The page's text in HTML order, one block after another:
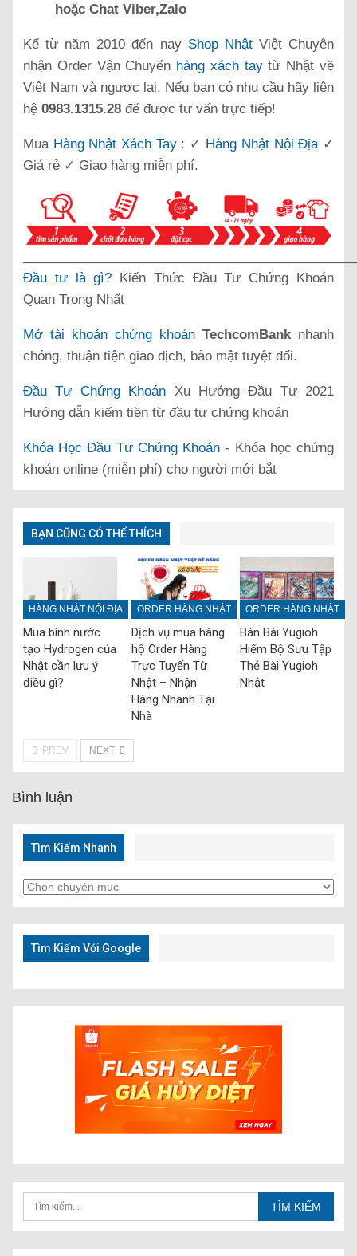
hoặc Chat Viber,Zalo
Kể từ năm 2010 đến nay Shop NhậtViệt Chuyên
nhận Order Vận Chuyển hàng xách taytừ Nhật về
Việt Nam và ngược lại. Nếu bạn có nhu cầu hãy liên
hệ 0983.1315.28 để được tư vấn trực tiếp!
Mua Hàng Nhật Xách Tay: ✓ Hàng Nhật Nội Địa✓
Giá rẻ ✓ Giao hàng miễn phí.
Đầu tư là gì? Kiến Thức Đầu Tư Chứng Khoán
Quan Trọng Nhất
Mở tài khoản chứng khoán TechcomBank nhanh
chóng, thuận tiện giao dịch, bảo mật tuyệt đối.
Đầu Tư Chứng Khoán Xu Hướng Đầu Tư 2021
Hướng dẫn kiếm tiền từ đầu tư chứng khoán
Khóa Học Đầu Tư Chứng Khoán - Khóa học chứng
khoán online (miễn phí) cho người mới bắt
BẠN CŨNG CÓ THỂ THÍCH
HÀNG NHẬT NỘI ĐỊA
Mua bình nước
tạo Hydrogen của
Nhật cần lưu ý
điều gì?
ORDER HÀNG NHẬT
Dịch vụ mua hàng
hộ Order Hàng
Trực Tuyến Từ
Nhật – Nhận
Hàng Nhanh Tại
Nhà‎
ORDER HÀNG NHẬT
Bán Bài Yugioh
Hiếm Bộ Sưu Tập
Thẻ Bài Yugioh
Nhật
PREV NEXT
Bình luận
Tìm Kiếm Nhanh
Tìm
Kiếm
Nhanh
Tìm Kiếm Với Google